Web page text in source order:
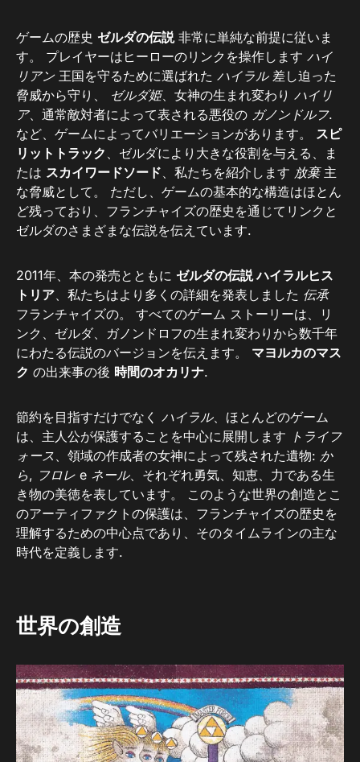
ゲームの歴史 ゼルダの伝説非常に単純な前提に従いま
す。 プレイヤーはヒーローのリンクを操作します ハイ
リアン 王国を守るために選ばれた ハイラル 差し迫った
脅威から守り、 ゼルダ姫、女神の生まれ変わり ハイリ
ア、通常敵対者によって表される悪役の ガノンドルフ.
など、ゲームによってバリエーションがあります。 スピ
リットトラック 、ゼルダにより大きな役割を与える、ま
たは スカイワードソード、私たちを紹介します 放棄 主
な脅威として。 ただし、ゲームの基本的な構造はほとん
ど残っており、フランチャイズの歴史を通じてリンクと
ゼルダのさまざまな伝説を伝えています.
2011年、本の発売とともに ゼルダの伝説 ハイラルヒス
トリア、私たちはより多くの詳細を発表しました 伝承
フランチャイズの。 すべてのゲーム ストーリーは、リ
ンク、ゼルダ、ガノンドロフの生まれ変わりから数千年
にわたる伝説のバージョンを伝えます。 マヨルカのマス
ク の出来事の後 時間のオカリナ.
節約を目指すだけでなく ハイラル、ほとんどのゲーム
は、主人公が保護することを中心に展開します トライフ
ォース、領域の作成者の女神によって残された遺物: か
ら, フロレ e ネール、それぞれ勇気、知恵、力である生
き物の美徳を表しています。 このような世界の創造とこ
のアーティファクトの保護は、フランチャイズの歴史を
理解するための中心点であり、そのタイムラインの主な
時代を定義します.
世界の創造